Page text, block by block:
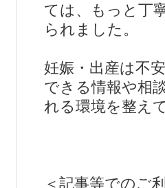
ては、もっと丁
られました。
妊娠・出産は不
できる情報や相
れる環境を整え
＜記事等でのご